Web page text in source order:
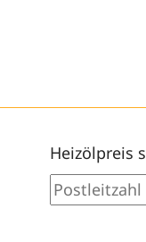
Heizölpreis